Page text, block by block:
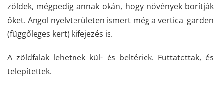
zöldek, mégpedig annak okán, hogy növények borítják
őket. Angol nyelvterületen ismert még a vertical garden
(függőleges kert) kifejezés is.
A zöldfalak lehetnek kül- és beltériek. Futtatottak, és
telepítettek.